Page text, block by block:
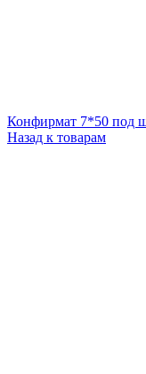
Конфирмат 7*50 под
Назад к товарам